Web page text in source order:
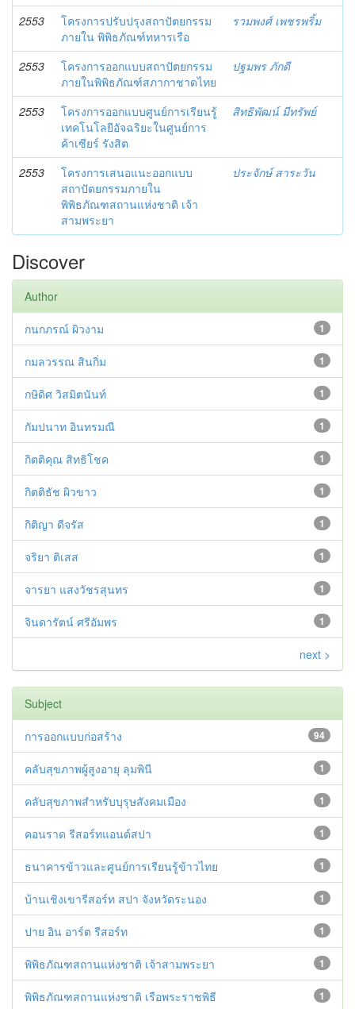
2553
โครงการปรับปรุงสถาปัตยกรรม
ภายใน พิพิธภัณฑ์ทหารเรือ
รวมพงศ์ เพชรพริ้ม
2553
โครงการออกแบบสถาปัตยกรรม
ภายในพิพิธภัณฑ์สภากาชาดไทย
ปฐมพร ภักดี
2553
โครงการออกแบบศูนย์การเรียนรู้
เทคโนโลยีอัจฉริยะในศูนย์การ
ค้าเซียร์ รังสิต
สิทธิพัฒน์ มีทรัพย์
2553
โครงการเสนอแนะออกแบบ
สถาปัตยกรรมภายใน
พิพิธภัณฑสถานแห่งชาติ เจ้า
สามพระยา
ประจักษ์ สาระวัน
Discover
Author
1
กนกภรณ์ ผิวงาม
1
กมลวรรณ สินกิ่ม
1
กษิดิศ วิสมิตนันท์
1
กัมปนาท อินทรมณี
1
กิตติคุณ สิทธิโชค
1
กิตติธัช ผิวขาว
1
กิติญา ดีจรัส
1
จริยา ติเสส
1
จารยา แสงวัชรสุนทร
1
จินดารัตน์ ศรีอัมพร
next >
Subject
94
การออกแบบก่อสร้าง
1
คลับสุขภาพผู้สูงอายุ ลุมพินี
1
คลับสุขภาพสำหรับบุรุษสังคมเมือง
1
คอนราด รีสอร์ทแอนด์สปา
1
ธนาคารข้าวและศูนย์การเรียนรู้ข้าวไทย
1
บ้านเชิงเขารีสอร์ท สปา จังหวัดระนอง
1
ปาย อิน อาร์ต รีสอร์ท
1
พิพิธภัณฑสถานแห่งชาติ เจ้าสามพระยา
1
พิพิธภัณฑสถานแห่งชาติ เรือพระราชพิธี